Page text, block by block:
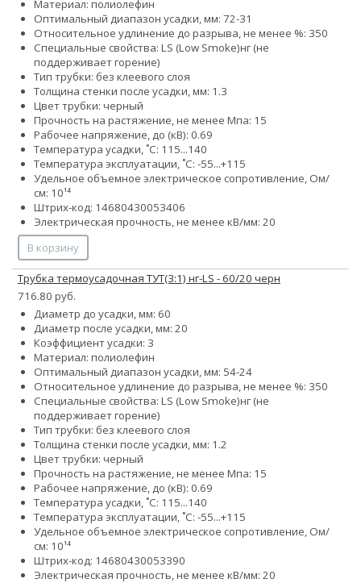
Материал: полиолефин
Оптимальный диапазон усадки, мм: 72-31
Относительное удлинение до разрыва, не менее %: 350
Специальные свойства: LS (Low Smoke)нг (не
поддерживает горение)
Тип трубки: без клеевого слоя
Толщина стенки после усадки, мм: 1.3
Цвет трубки: черный
Прочность на растяжение, не менее Мпа: 15
Рабочее напряжение, до (кВ): 0.69
Температура усадки, ˚С: 115...140
Температура эксплуатации, ˚С: -55...+115
Удельное объемное электрическое сопротивление, Ом/
см: 10¹⁴
Штрих-код: 14680430053406
Электрическая прочность, не менее кВ/мм: 20
В корзину
Трубка термоусадочная ТУТ(3:1) нг-LS - 60/20 черн
716.80 руб.
Диаметр до усадки, мм: 60
Диаметр после усадки, мм: 20
Коэффициент усадки: 3
Материал: полиолефин
Оптимальный диапазон усадки, мм: 54-24
Относительное удлинение до разрыва, не менее %: 350
Специальные свойства: LS (Low Smoke)нг (не
поддерживает горение)
Тип трубки: без клеевого слоя
Толщина стенки после усадки, мм: 1.2
Цвет трубки: черный
Прочность на растяжение, не менее Мпа: 15
Рабочее напряжение, до (кВ): 0.69
Температура усадки, ˚С: 115...140
Температура эксплуатации, ˚С: -55...+115
Удельное объемное электрическое сопротивление, Ом/
см: 10¹⁴
Штрих-код: 14680430053390
Электрическая прочность, не менее кВ/мм: 20